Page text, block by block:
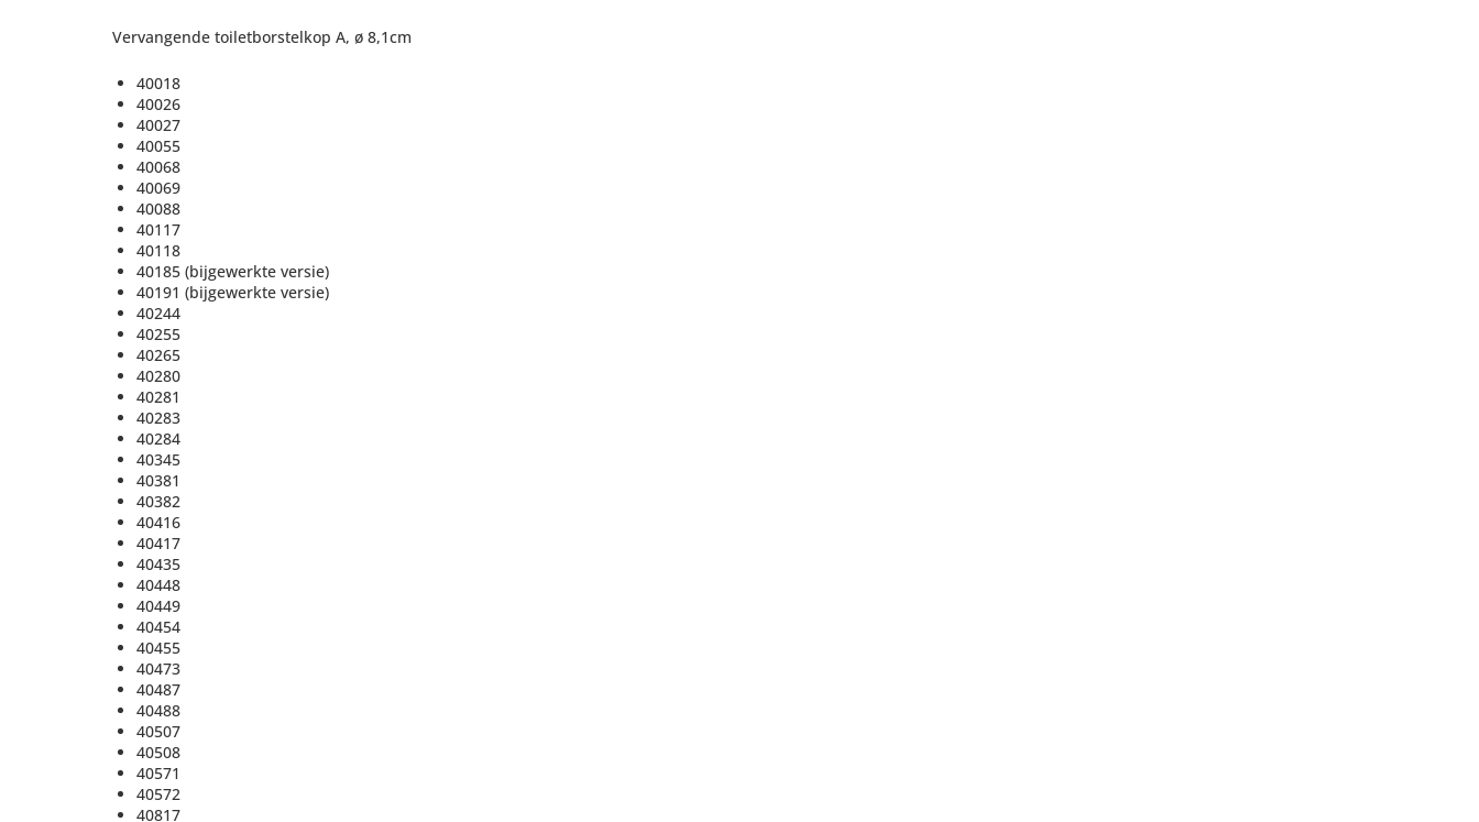
Vervangende toiletborstelkop A, ø 8,1cm
40018
40026
40027
40055
40068
40069
40088
40117
40118
40185 (bijgewerkte versie)
40191 (bijgewerkte versie)
40244
40255
40265
40280
40281
40283
40284
40345
40381
40382
40416
40417
40435
40448
40449
40454
40455
40473
40487
40488
40507
40508
40571
40572
40817